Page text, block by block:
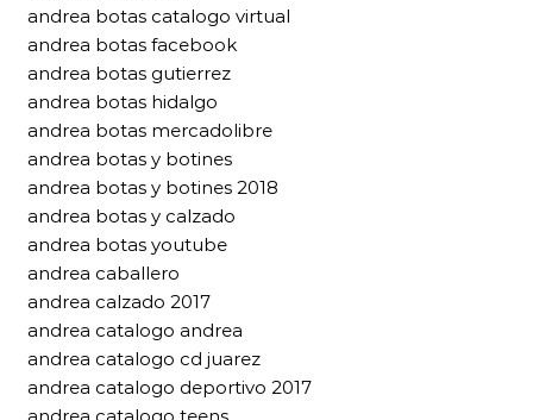
andrea botas catalogo virtual
andrea botas facebook
andrea botas gutierrez
andrea botas hidalgo
andrea botas mercadolibre
andrea botas y botines
andrea botas y botines 2018
andrea botas y calzado
andrea botas youtube
andrea caballero
andrea calzado 2017
andrea catalogo andrea
andrea catalogo cd juarez
andrea catalogo deportivo 2017